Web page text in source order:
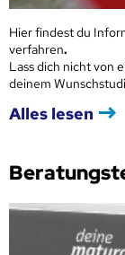
Hier findest du
verfahren.
Lass dich nicht von
deinem
Alles lesen